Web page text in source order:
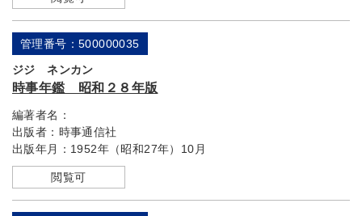
管理番号：500000035
ジジ ネンカン
時事年鑑 昭和２８年版
編著者名：
出版者： 時事通信社
出版年月： 1952年（昭和27年）10月
閲覧可